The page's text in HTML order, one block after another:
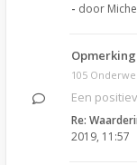
- door
105
Een
Re:
2019, 11:57